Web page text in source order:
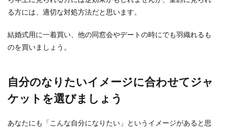
る方には、適切な対処方法だと思います。
結婚式用に一着買い、他の同窓会やデートの時にでも羽織れるも
のを買いましょう。
自分のなりたいイメージに合わせてジャ
ケットを選びましょう
あなたにも「こんな自分になりたい」というイメージがあると思